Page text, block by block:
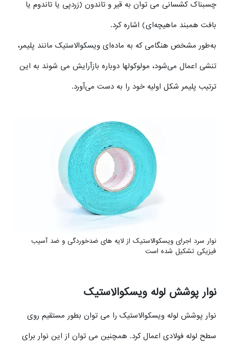
چسبناک کشسانی می توان به قیر و تاندون (زردپی یا تاندوم یا
بافت همبند ماهیچه‌ای) اشاره کرد.
به‌طور مشخص هنگامی که به ماده‌ای ویسکوالاستیک مانند پلیمر،
تنشی اعمال می‌شود، مولوکولها دوباره بازآرایش‌ می شوند به این
ترتیب پلیمر شکل اولیه خود را به دست می‌آورد.
نوار سرد اجرای ویسکوالاستیک از لایه های ضدخوردگی و ضد آسیب
فیزیکی تشکیل شده است
نوار پوشش لوله ویسکوالاستیک
نوار پوشش لوله ویسکوالاستیک را می توان بطور مستقیم روی
سطح لوله فولادی اعمال کرد. همچنین می توان از این نوار برای